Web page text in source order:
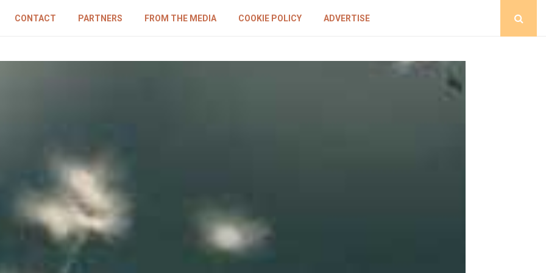
CONTACT PARTNERS FROM THE MEDIA COOKIE POLICY ADVERTISE